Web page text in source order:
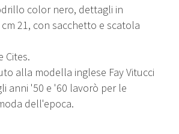
color nero, dettagli in
21, con sacchetto e scatola
Cites.
alla modella inglese Fay Vitucci
anni '50 e '60 lavorò per le
dell'epoca.